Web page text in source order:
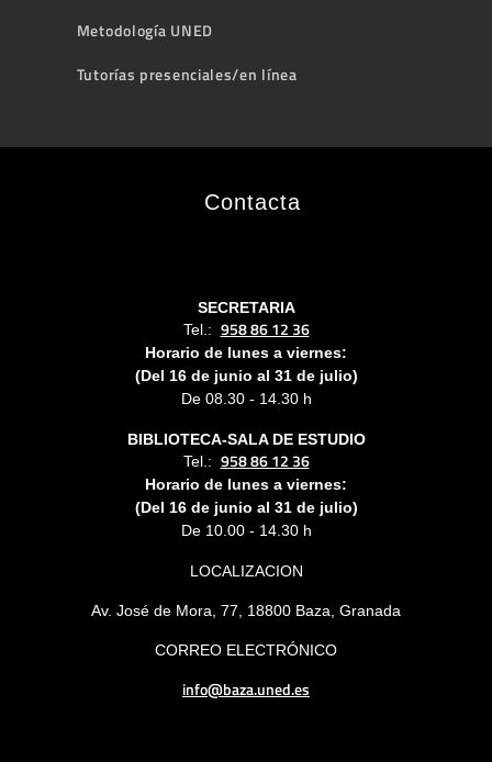
Metodología UNED
Tutorías presenciales/en línea
Contacta
SECRETARIA
Tel.: 958 86 12 36
Horario de lunes a viernes:
(Del 16 de junio al 31 de julio)
De 08.30 - 14.30 h
BIBLIOTECA-SALA DE ESTUDIO
Tel.: 958 86 12 36
Horario de lunes a viernes:
(Del 16 de junio al 31 de julio)
De 10.00 - 14.30 h
LOCALIZACION
Av. José de Mora, 77, 18800 Baza, Granada
CORREO ELECTRÓNICO
info@baza.uned.es